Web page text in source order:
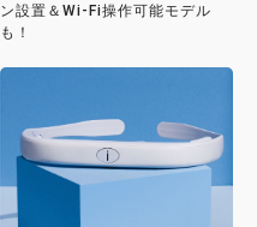
ン設置＆Wi-Fi操作可能モデル
も！